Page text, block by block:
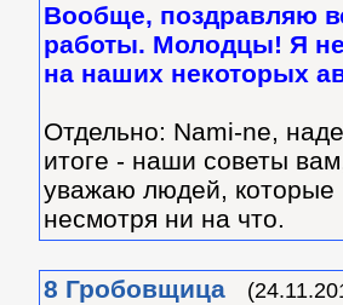
Вообще, поздравляю
работы. Молодцы! Я
на наших некоторых
Отдельно: Nami-ne,
итоге - наши советы
уважаю людей, которые
несмотря ни на что.
8 Гробовщица